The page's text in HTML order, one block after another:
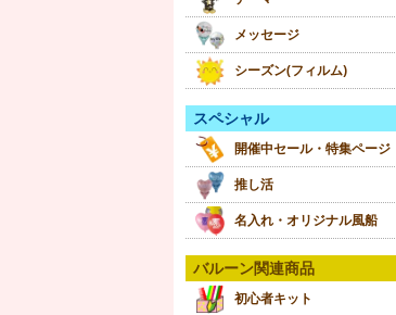
メッセージ
シーズン(フィルム)
スペシャル
開催中セール・特集ページ
推し活
名入れ・オリジナル風船
バルーン関連商品
初心者キット